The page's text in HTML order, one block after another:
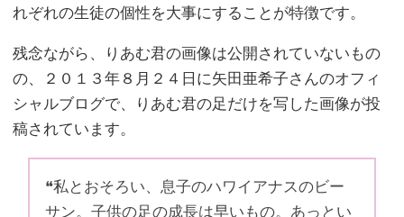
れぞれの生徒の個性を大事にすることが特徴です。
残念ながら、りあむ君の画像は公開されていないもの
の、２０１３年８月２４日に矢田亜希子さんのオフィ
シャルブログで、りあむ君の足だけを写した画像が投
稿されています。
❝私とおそろい、息子のハワイアナスのビー
サン。子供の足の成長は早いもの。あっとい